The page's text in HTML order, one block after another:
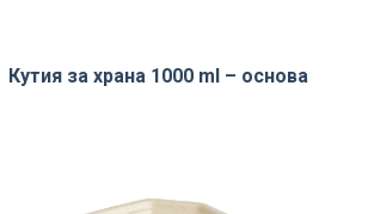
Кутия за храна 1000 ml – основа